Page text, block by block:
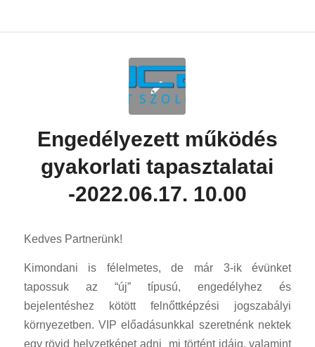
Engedélyezett működés
gyakorlati tapasztalatai
-2022.06.17. 10.00
Kedves Partnerünk!
Kimondani is félelmetes, de már 3-ik évünket
tapossuk az “új” típusú, engedélyhez és
bejelentéshez kötött felnőttképzési jogszabályi
környezetben. VIP előadásunkkal szeretnénk nektek
egy rövid helyzetképet adni mi történt idáig, valamint